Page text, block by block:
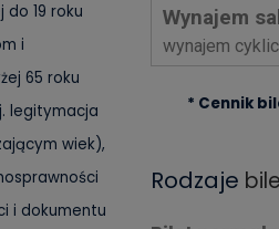
do 19 roku
i
65 roku
legitymacja
wiek),
i dokumentu
Wynajem
wynajem
* Cennik
Rodzaje